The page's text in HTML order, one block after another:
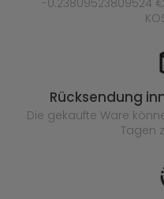
-0.23809523809524
Rücksendung
Die gekaufte Ware
Tagen